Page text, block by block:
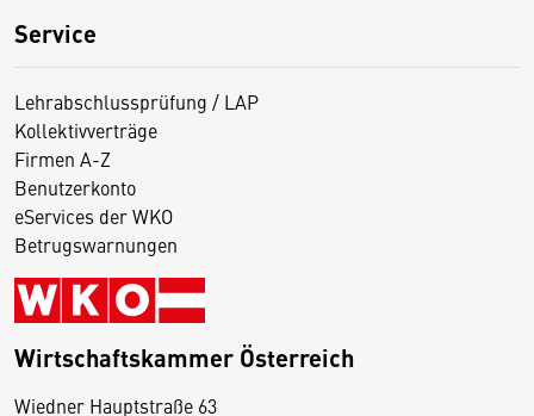
Service
Lehrabschlussprüfung / LAP
Kollektivverträge
Firmen A-Z
Benutzerkonto
eServices der WKO
Betrugswarnungen
Wirtschaftskammer Österreich
Wiedner Hauptstraße 63